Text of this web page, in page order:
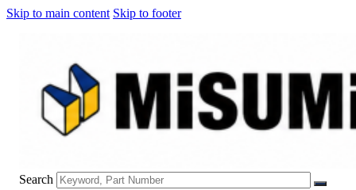
Skip to main content Skip to footer
Search